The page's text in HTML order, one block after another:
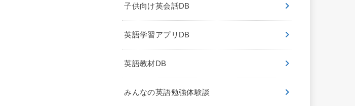
子供向け英会話DB
英語学習アプリDB
英語教材DB
みんなの英語勉強体験談